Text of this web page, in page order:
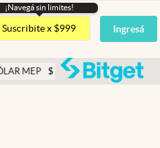
Argentina
España
USA
¡Navegá sin limites!
Suscribite x $999 Ingresá
$ 1521,52 0.23%